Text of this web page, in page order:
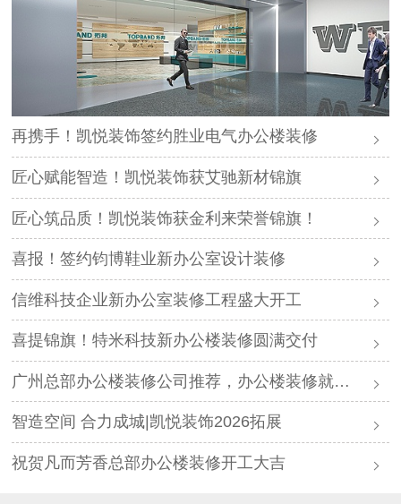
再携手！凯悦装饰签约胜业电气办公楼装修
匠心赋能智造！凯悦装饰获艾驰新材锦旗
匠心筑品质！凯悦装饰获金利来荣誉锦旗！
喜报！签约钧博鞋业新办公室设计装修
信维科技企业新办公室装修工程盛大开工
喜提锦旗！特米科技新办公楼装修圆满交付
广州总部办公楼装修公司推荐，办公楼装修就找凯悦装饰
智造空间 合力成城|凯悦装饰2026拓展
祝贺凡而芳香总部办公楼装修开工大吉